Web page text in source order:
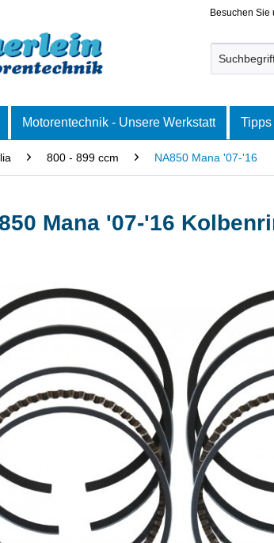
Besuchen
Motorentechnik - Unsere Werkstatt Tipps
800 - 899 ccm NA850 Mana '07-'16
Mana '07-'16